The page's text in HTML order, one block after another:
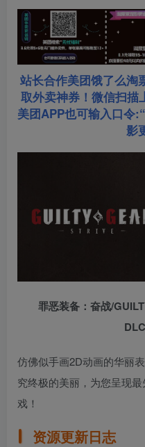
站长合作美团饿了么淘
取外卖神券！微信扫描
美团APP也可输入口令:“
影
罪恶装备：奋战/
仿佛似手画2D动画的华丽
究终极的美丽，为您呈现
戏！
资源更新日志